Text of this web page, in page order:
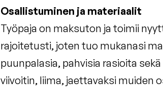
Osallistuminen ja materiaalit
Työpaja on maksuton ja toimii
rajoitetusti, joten tuo mukanasi
puunpalasia, pahvisia rasioita
viivoitin, liima, jaettavaksi muiden